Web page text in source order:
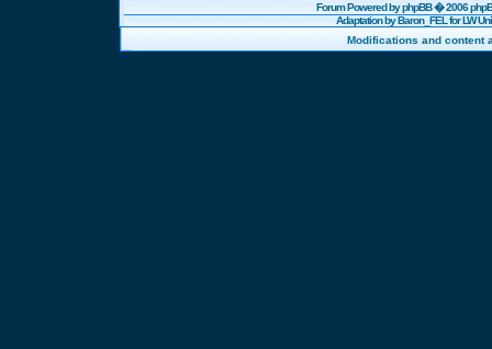
Forum Powered byphpBB� 2006
Adaptation by Baron_FEL for LW
Modifications and content